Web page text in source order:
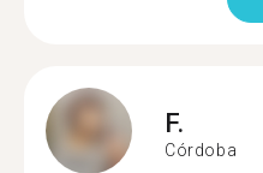
F.
Córdoba